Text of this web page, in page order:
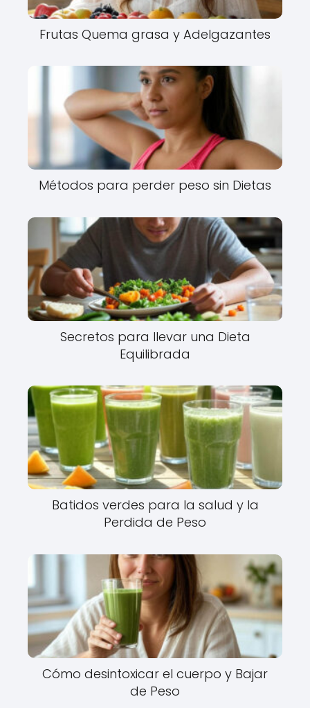
Frutas Quema grasa y Adelgazantes
Métodos para perder peso sin Dietas
Secretos para llevar una Dieta
Equilibrada
Batidos verdes para la salud y la
Perdida de Peso
Cómo desintoxicar el cuerpo y Bajar
de Peso